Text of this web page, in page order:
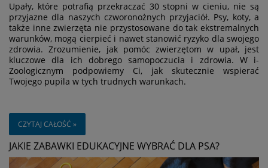
Upały, które potrafią przekraczać 30 stopni w cieniu, nie są
przyjazne dla naszych czworonożnych przyjaciół. Psy, koty, a
także inne zwierzęta nie przystosowane do tak ekstremalnych
warunków, mogą cierpieć i nawet stanowić ryzyko dla swojego
zdrowia. Zrozumienie, jak pomóc zwierzętom w upał, jest
kluczowe dla ich dobrego samopoczucia i zdrowia. W i-
Zoologicznym podpowiemy Ci, jak skutecznie wspierać
Twojego pupila w tych trudnych warunkach.
CZYTAJ CAŁOŚĆ »
JAKIE ZABAWKI EDUKACYJNE WYBRAĆ DLA PSA?